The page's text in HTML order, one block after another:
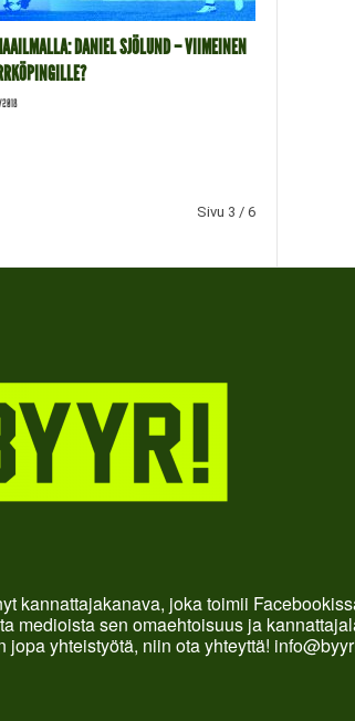
DANIEL SJÖLUND – VIIMEINEN
Sivu 3 / 6
kannattajakanava, joka toimii
medioista sen omaehtoisuus ja
jopa yhteistyötä, niin ota yhteyttä!